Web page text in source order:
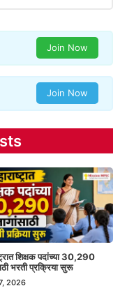
Join Now
Join Now
शिक्षक पदांच्या 30,290
भरती प्रक्रिया सुरू
2026